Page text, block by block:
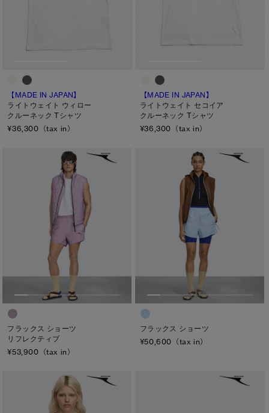
【MADE IN JAPAN】
ライトウェイト ウィロー
クルーネック Tシャツ
¥36,300（tax in）
【MADE IN JAPAN】
ライトウェイト セコイア
クルーネック Tシャツ
¥36,300（tax in）
フラックス ショーツ
リフレクティブ
¥53,900（tax in）
フラックス ショーツ
¥50,600（tax in）